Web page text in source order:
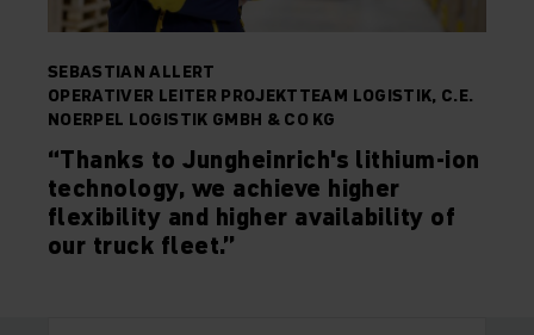
SEBASTIAN ALLERT
OPERATIVER LEITER PROJEKTTEAM LOGISTIK, C.E.
NOERPEL LOGISTIK GMBH & CO KG
“Thanks to Jungheinrich's lithium-ion
technology, we achieve higher
flexibility and higher availability of
our truck fleet.”